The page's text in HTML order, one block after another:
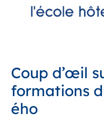
Coup d’œil
formations
ého